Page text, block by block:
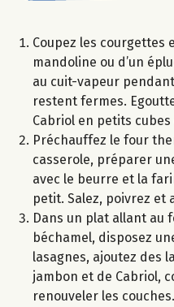
Coupez les courgettes
mandoline ou d’un
au cuit-vapeur
restent fermes.
Cabriol en petits
Préchauffez le four
casserole, préparer
avec le beurre et la
petit. Salez, poivrez et
Dans un plat allant au
béchamel, disposez
lasagnes, ajoutez des
jambon et de Cabriol,
renouveler les